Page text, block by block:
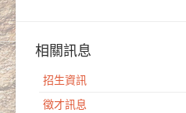
相關訊息
招生資訊
徵才訊息